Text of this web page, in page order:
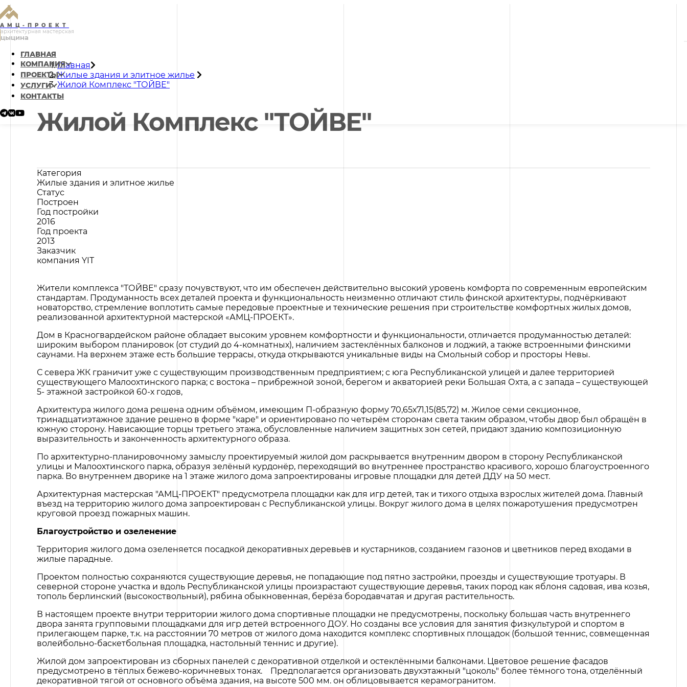
АМЦ-ПРОЕКТ
архитектурная мастерская
цыцина
ГЛАВНАЯ
КОМПАНИЯ
ПРОЕКТЫ
УСЛУГИ
КОНТАКТЫ
Главная
Жилые здания и элитное жилье
Жилой Комплекс "ТОЙВЕ"
Жилой Комплекс "ТОЙВЕ"
Категория
Жилые здания и элитное жилье
Статус
Построен
Год постройки
2016
Год проекта
2013
Заказчик
компания YIT
Жители комплекса "ТОЙВЕ" сразу почувствуют, что им обеспечен действительно высокий уровень комфорта по современным европейским
стандартам. Продуманность всех деталей проекта и функциональность неизменно отличают стиль финской архитектуры, подчёркивают
новаторство, стремление воплотить самые передовые проектные и технические решения при строительстве комфортных жилых домов,
реализованной архитектурной мастерской «АМЦ-ПРОЕКТ».
Дом в Красногвардейском районе обладает высоким уровнем комфортности и функциональности, отличается продуманностью деталей:
широким выбором планировок (от студий до 4-комнатных), наличием застеклённых балконов и лоджий, а также встроенными финскими
саунами. На верхнем этаже есть большие террасы, откуда открываются уникальные виды на Смольный собор и просторы Невы.
С севера ЖК граничит уже с существующим производственным предприятием; с юга Республиканской улицей и далее территорией
существующего Малоохтинского парка; с востока – прибрежной зоной, берегом и акваторией реки Большая Охта, а с запада – существующей
5- этажной застройкой 60-х годов,
Архитектура жилого дома решена одним объёмом, имеющим П-образную форму 70,65х71,15(85,72) м. Жилое семи секционное,
тринадцатиэтажное здание решено в форме "каре" и ориентировано по четырём сторонам света таким образом, чтобы двор был обращён в
южную сторону. Нависающие торцы третьего этажа, обусловленные наличием защитных зон сетей, придают зданию композиционную
выразительность и законченность архитектурного образа.
По архитектурно-планировочному замыслу проектируемый жилой дом раскрывается внутренним двором в сторону Республиканской
улицы и Малоохтинского парка, образуя зелёный курдонёр, переходящий во внутреннее пространство красивого, хорошо благоустроенного
парка. Во внутреннем дворике на 1 этаже жилого дома запроектированы игровые площадки для детей ДДУ на 50 мест.
Архитектурная мастерская "АМЦ-ПРОЕКТ" предусмотрела площадки как для игр детей, так и тихого отдыха взрослых жителей дома. Главный
въезд на территорию жилого дома запроектирован с Республиканской улицы. Вокруг жилого дома в целях пожаротушения предусмотрен
круговой проезд пожарных машин.
Благоустройство и озеленение
Территория жилого дома озеленяется посадкой декоративных деревьев и кустарников, созданием газонов и цветников перед входами в
жилые парадные.
Проектом полностью сохраняются существующие деревья, не попадающие под пятно застройки, проезды и существующие тротуары. В
северной стороне участка и вдоль Республиканской улицы произрастают существующие деревья, таких пород как яблоня садовая, ива козья,
тополь берлинский (высокоствольный), рябина обыкновенная, берёза бородавчатая и другая растительность.
В настоящем проекте внутри территории жилого дома спортивные площадки не предусмотрены, поскольку большая часть внутреннего
двора занята групповыми площадками для игр детей встроенного ДОУ. Но созданы все условия для занятия физкультурой и спортом в
прилегающем парке, т.к. на расстоянии 70 метров от жилого дома находится комплекс спортивных площадок (большой теннис, совмещенная
волейбольно-баскетбольная площадка, настольный теннис и другие).
Жилой дом запроектирован из сборных панелей с декоративной отделкой и остеклёнными балконами. Цветовое решение фасадов
предусмотрено в тёплых бежево-коричневых тонах. Предполагается организовать двухэтажный "цоколь" более тёмного тона, отделённый
декоративной тягой от основного объёма здания, на высоте 500 мм. он облицовывается керамогранитом.